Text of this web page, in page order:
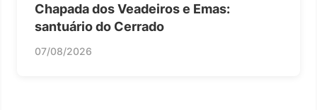
Chapada dos Veadeiros e Emas:
santuário do Cerrado
07/08/2026